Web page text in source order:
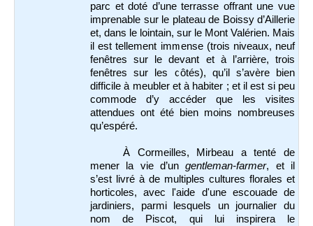
parc et doté d’une terrasse offrant une vue
imprenable sur le plateau de Boissy d’Aillerie
et, dans le lointain, sur le Mont Valérien. Mais
il est tellement immense (trois niveaux, neuf
fenêtres sur le devant et à l’arrière, trois
fenêtres sur les côtés), qu’il s’avère bien
difficile à meubler et à habiter ; et il est si peu
commode d’y accéder que les visites
attendues ont été bien moins nombreuses
qu’espéré.
À Cormeilles, Mirbeau a tenté de
mener la vie d’ungentleman-farmer, et il
s’est livré à de multiples cultures florales et
horticoles, avec l'aide d'une escouade de
jardiniers, parmi lesquels un journalier du
nom de Piscot, qui lui inspirera le